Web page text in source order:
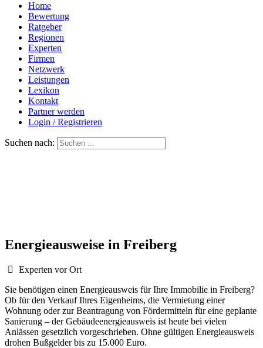
Home
Bewertung
Ratgeber
Regionen
Experten
Firmen
Netzwerk
Leistungen
Lexikon
Kontakt
Partner werden
Login / Registrieren
Suchen nach:
Energieausweise in Freiberg
Experten vor Ort
Sie benötigen einen Energieausweis für Ihre Immobilie in Freiberg?
Ob für den Verkauf Ihres Eigenheims, die Vermietung einer
Wohnung oder zur Beantragung von Fördermitteln für eine geplante
Sanierung – der Gebäudeenergieausweis ist heute bei vielen
Anlässen gesetzlich vorgeschrieben. Ohne gültigen Energieausweis
drohen Bußgelder bis zu 15.000 Euro.